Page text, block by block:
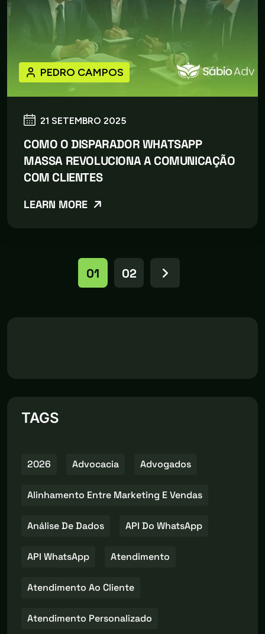
21 SETEMBRO 2025
PEDRO CAMPOS
COMO O DISPARADOR WHATSAPP
MASSA REVOLUCIONA A COMUNICAÇÃO
COM CLIENTES
LEARN MORE
01 02
TAGS
2026 Advocacia Advogados
Alinhamento Entre Marketing E Vendas
Análise De Dados API Do WhatsApp
API WhatsApp Atendimento
Atendimento Ao Cliente
Atendimento Personalizado